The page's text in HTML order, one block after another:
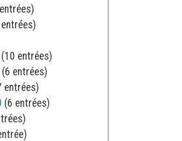
(10 entrées)
(6 entrées)
entrées)
(6 entrées)